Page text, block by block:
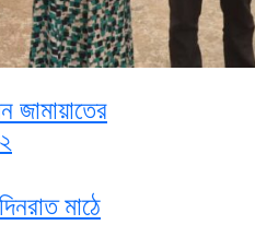
জামায়াতের
মাঠে